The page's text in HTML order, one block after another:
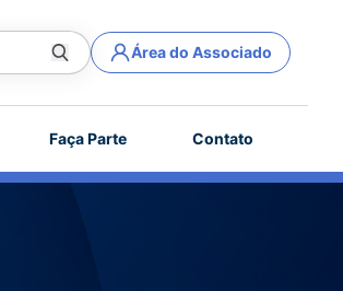
Área do Associado
Faça Parte Contato